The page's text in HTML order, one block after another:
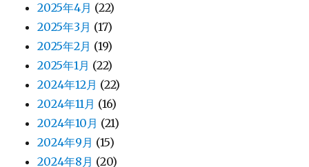
2025年4月 (22)
2025年3月 (17)
2025年2月 (19)
2025年1月 (22)
2024年12月 (22)
2024年11月 (16)
2024年10月 (21)
2024年9月 (15)
2024年8月 (20)